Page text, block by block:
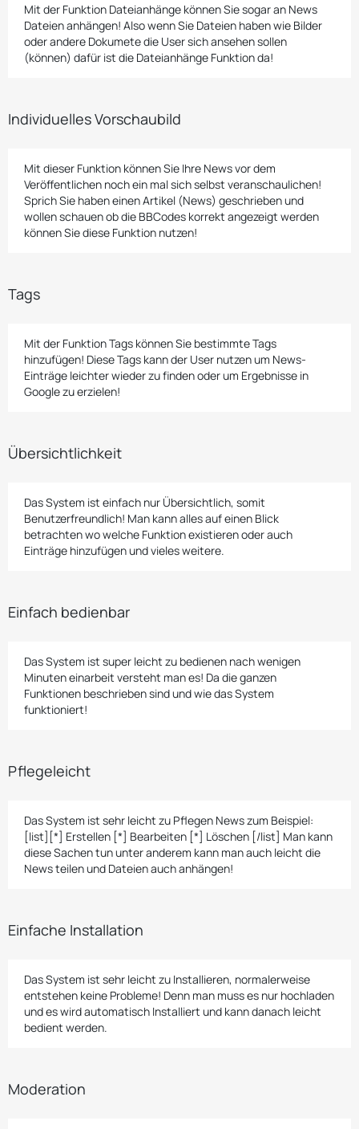
Mit der Funktion Dateianhänge können Sie sogar an News
Dateien anhängen! Also wenn Sie Dateien haben wie Bilder
oder andere Dokumete die User sich ansehen sollen
(können) dafür ist die Dateianhänge Funktion da!
Individuelles Vorschaubild
Mit dieser Funktion können Sie Ihre News vor dem
Veröffentlichen noch ein mal sich selbst veranschaulichen!
Sprich Sie haben einen Artikel (News) geschrieben und
wollen schauen ob die BBCodes korrekt angezeigt werden
können Sie diese Funktion nutzen!
Tags
Mit der Funktion Tags können Sie bestimmte Tags
hinzufügen! Diese Tags kann der User nutzen um News-
Einträge leichter wieder zu finden oder um Ergebnisse in
Google zu erzielen!
Übersichtlichkeit
Das System ist einfach nur Übersichtlich, somit
Benutzerfreundlich! Man kann alles auf einen Blick
betrachten wo welche Funktion existieren oder auch
Einträge hinzufügen und vieles weitere.
Einfach bedienbar
Das System ist super leicht zu bedienen nach wenigen
Minuten einarbeit versteht man es! Da die ganzen
Funktionen beschrieben sind und wie das System
funktioniert!
Pflegeleicht
Das System ist sehr leicht zu Pflegen News zum Beispiel:
[list][*] Erstellen [*] Bearbeiten [*] Löschen [/list] Man kann
diese Sachen tun unter anderem kann man auch leicht die
News teilen und Dateien auch anhängen!
Einfache Installation
Das System ist sehr leicht zu Installieren, normalerweise
entstehen keine Probleme! Denn man muss es nur hochladen
und es wird automatisch Installiert und kann danach leicht
bedient werden.
Moderation